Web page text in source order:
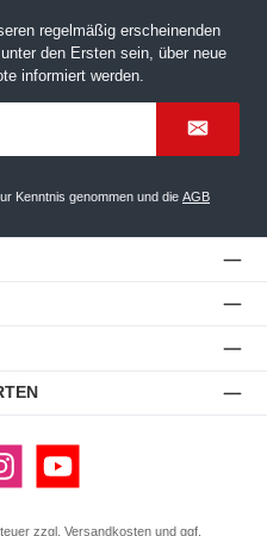
regelmäßig erscheinenden
den Ersten sein, über neue
informiert werden.
Kenntnis genommen und die AGB
YouTube
zzgl. Versandkosten und ggf.